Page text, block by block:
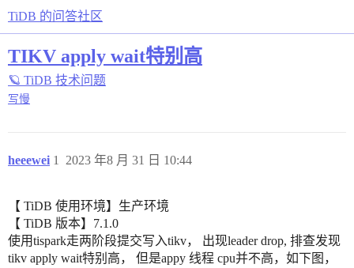
TiDB 的问答社区
TIKV apply wait特别高
🪐 TiDB 技术问题
写慢
heeewei 2023 年8 月 31 日 10:44
1
【 TiDB 使用环境】生产环境
【 TiDB 版本】7.1.0
使用tispark走两阶段提交写入tikv， 出现leader drop, 排查发现
tikv apply wait特别高， 但是appy 线程 cpu并不高，如下图，